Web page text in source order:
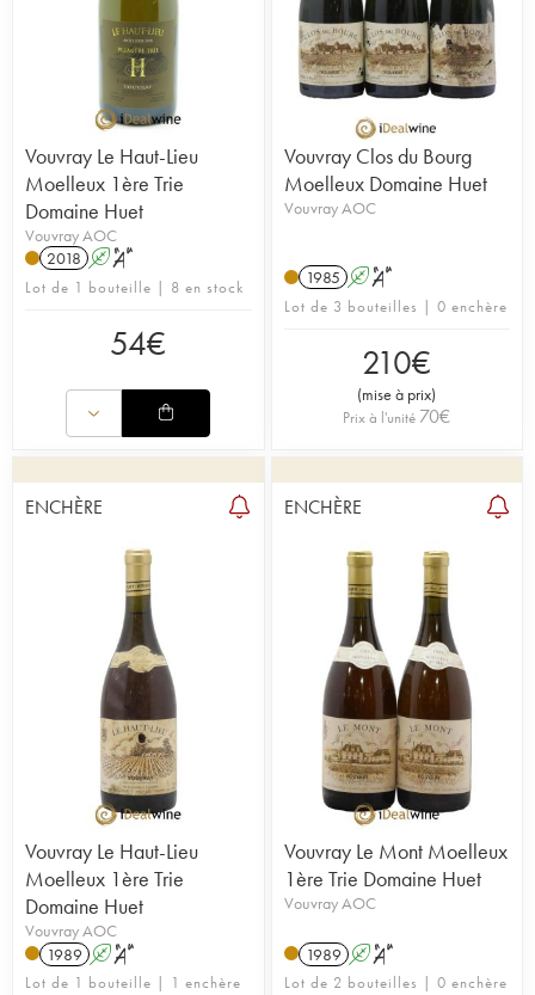
Vouvray Le Haut-Lieu
Moelleux 1ère Trie
Domaine Huet
Vouvray AOC
2018 A S
Lot de 1 bouteille | 8 en stock
54€
Vouvray Clos du Bourg
Moelleux Domaine Huet
Vouvray AOC
1985 A S
Lot de 3 bouteilles | 0 enchère
210€
(mise à prix)
Prix à l'unité 70€
ENCHÈRE
Vouvray Le Haut-Lieu
Moelleux 1ère Trie
Domaine Huet
Vouvray AOC
1989 A S
Lot de 1 bouteille | 1 enchère
ENCHÈRE
Vouvray Le Mont Moelleux
1ère Trie Domaine Huet
Vouvray AOC
1989 A S
Lot de 2 bouteilles | 0 enchère